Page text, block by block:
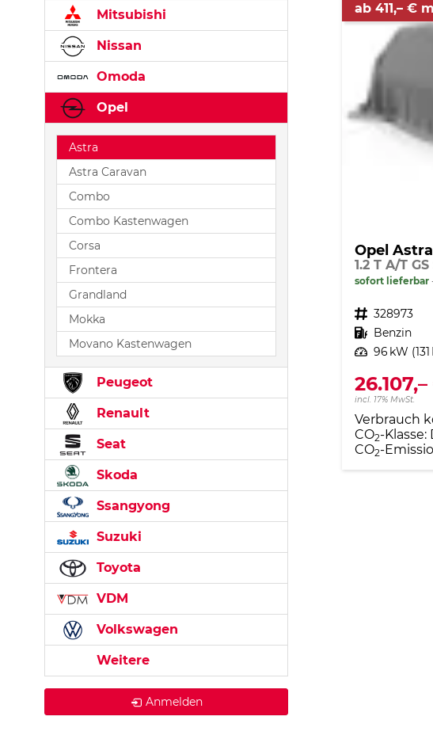
ab 411,– €
Opel Astra
1.2 T A/T
sofort lieferbar
Fahrzeugnr. 328973
Kraftstoff Benzin
Leistung 96 kW (131
incl. 17% MwSt.
Verbrauch
CO2-Klasse:
CO2-
Mitsubishi
Nissan
Omoda
Opel
Astra
Astra Caravan
Combo
Combo Kastenwagen
Corsa
Frontera
Grandland
Mokka
Movano Kastenwagen
Peugeot
Renault
Seat
Skoda
Ssangyong
Suzuki
Toyota
VDM
Volkswagen
Weitere
Anmelden